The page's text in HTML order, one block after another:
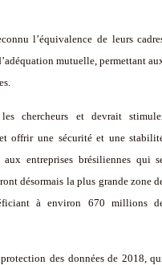
l’équivalence de leurs
mutuelle, permettant
chercheurs et devrait
offrir une sécurité et une
entreprises brésiliennes qui
désormais la plus grande zone
à environ 670 millions
des données de 2018,